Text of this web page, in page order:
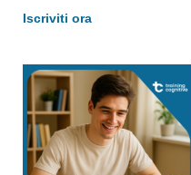
Iscriviti ora